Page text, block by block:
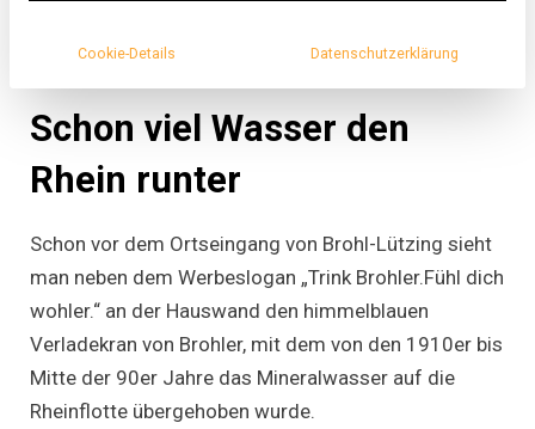
und Spurenelementen.
Schon viel Wasser den
Rhein runter
Schon vor dem Ortseingang von Brohl-Lützing sieht
man neben dem Werbeslogan „Trink Brohler.Fühl dich
wohler.“ an der Hauswand den himmelblauen
Verladekran von Brohler, mit dem von den 1910er bis
Mitte der 90er Jahre das Mineralwasser auf die
Rheinflotte übergehoben wurde.
Cookie-Details Datenschutzerklärung